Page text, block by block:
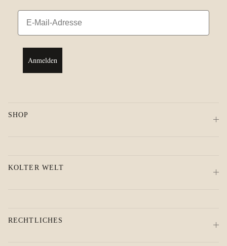
Email
Anmelden
SHOP
KOLTER WELT
RECHTLICHES